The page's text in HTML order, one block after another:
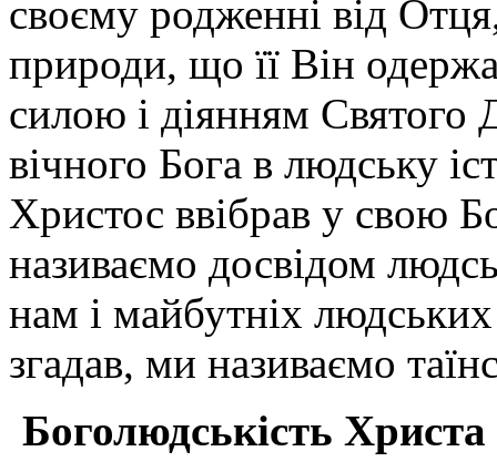
своєму родженні від
природи, що її Він
силою і діянням Святого
вічного Бога в людську
Христос ввібрав у свою
називаємо досвідом
нам і майбутніх
згадав, ми називаємо
Боголюдськість Христа